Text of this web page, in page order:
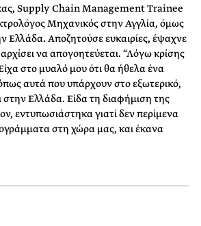
Supply Chain Management Trainee
Μηχανικός στην Αγγλία, όμως
Ελλάδα. Αποζητούσε ευκαιρίες, έψαχνε
αρχίσει να απογοητεύεται. “Λόγω κρίσης
στο μυαλό μου ότι θα ήθελα ένα
αυτά που υπάρχουν στο εξωτερικό,
στην Ελλάδα. Είδα τη διαφήμιση της
εντυπωσιάστηκα γιατί δεν περίμενα
στη χώρα μας, και έκανα